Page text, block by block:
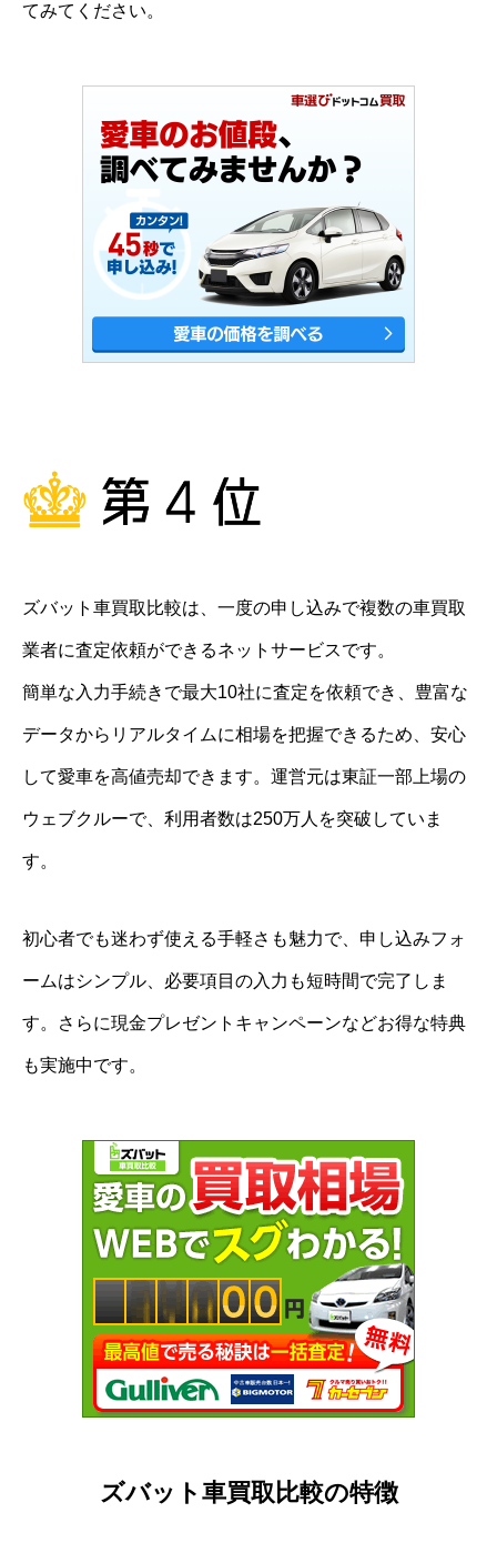
てみてください。
ズバット車買取比較は、一度の申し込みで複数の車買取
業者に査定依頼ができるネットサービスです。
簡単な入力手続きで最大10社に査定を依頼でき、豊富な
データからリアルタイムに相場を把握できるため、安心
して愛車を高値売却できます。運営元は東証一部上場の
ウェブクルーで、利用者数は250万人を突破していま
す。
初心者でも迷わず使える手軽さも魅力で、申し込みフォ
ームはシンプル、必要項目の入力も短時間で完了しま
す。さらに現金プレゼントキャンペーンなどお得な特典
も実施中です。
ズバット車買取比較の特徴